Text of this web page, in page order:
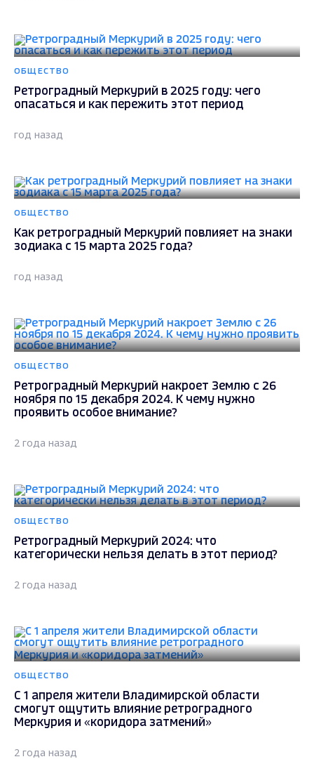
ОБЩЕСТВО
Ретроградный Меркурий в 2025 году: чего
опасаться и как пережить этот период
год назад
ОБЩЕСТВО
Как ретроградный Меркурий повлияет на знаки
зодиака с 15 марта 2025 года?
год назад
ОБЩЕСТВО
Ретроградный Меркурий накроет Землю с 26
ноября по 15 декабря 2024. К чему нужно
проявить особое внимание?
2 года назад
ОБЩЕСТВО
Ретроградный Меркурий 2024: что
категорически нельзя делать в этот период?
2 года назад
ОБЩЕСТВО
С 1 апреля жители Владимирской области
смогут ощутить влияние ретроградного
Меркурия и «коридора затмений»
2 года назад